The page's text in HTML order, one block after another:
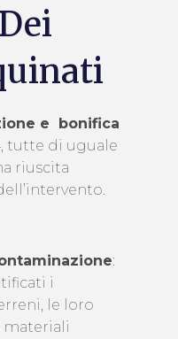
e bonifica
tutte di uguale
riuscita
:
i
le loro
materiali